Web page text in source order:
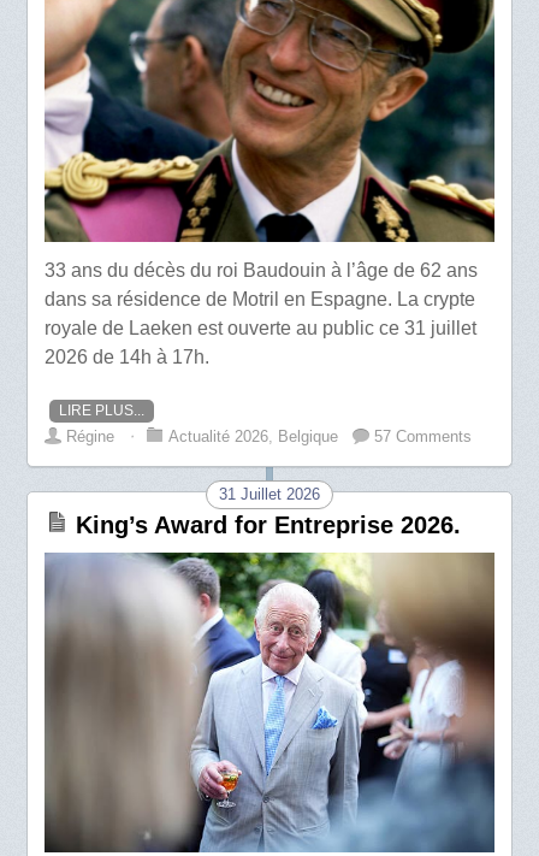
33 ans du décès du roi Baudouin à l’âge de 62 ans
dans sa résidence de Motril en Espagne. La crypte
royale de Laeken est ouverte au public ce 31 juillet
2026 de 14h à 17h.
LIRE PLUS...
Régine ⋅ Actualité 2026 Belgique 57 Comments
31 Juillet 2026
King’s Award for Entreprise 2026.